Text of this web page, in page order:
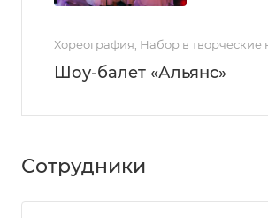
Хореография, Набор в творческие
Шоу-балет «Альянс»
Сотрудники